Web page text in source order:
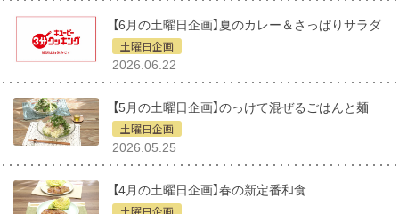
【6月の土曜日企画】夏のカレー＆さっぱりサラダ
土曜日企画
2026.06.22
【5月の土曜日企画】のっけて混ぜるごはんと麺
土曜日企画
2026.05.25
【4月の土曜日企画】春の新定番和食
土曜日企画